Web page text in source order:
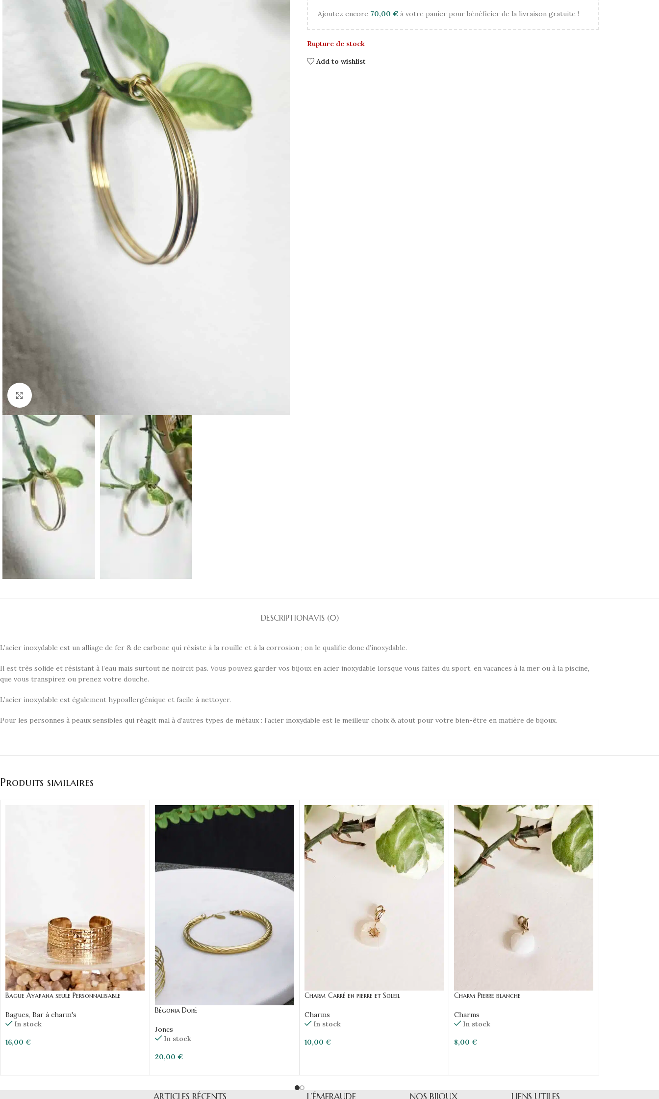
Ajoutez encore 70,00 €à votre panier pour bénéficier de la livraison gratuite !
Rupture de stock
Add to wishlist
DESCRIPTIONAVIS (0)
L’acier inoxydable est un alliage de fer & de carbone qui résiste à la rouille et à la corrosion ; on le qualifie donc d’inoxydable.
Il est très solide et résistant à l’eau mais surtout ne noircit pas. Vous pouvez garder vos bijoux en acier inoxydable lorsque vous faites du sport, en vacances à la mer ou à la piscine,
que vous transpirez ou prenez votre douche.
L’acier inoxydable est également hypoallergénique et facile à nettoyer.
Pour les personnes à peaux sensibles qui réagit mal à d’autres types de métaux : l’acier inoxydable est le meilleur choix & atout pour votre bien-être en matière de bijoux.
Produits similaires
Bague Ayapana seule Personnalisable
Bagues, Bar à charm's
In stock
16,00 €
Bégonia Doré
Joncs
In stock
20,00 €
Charm Carré en pierre et Soleil
Charms
In stock
10,00 €
Charm Pierre blanche
Charms
In stock
8,00 €
ARTICLES RÉCENTS L’ÉMERAUDE NOS BIJOUX LIENS UTILES